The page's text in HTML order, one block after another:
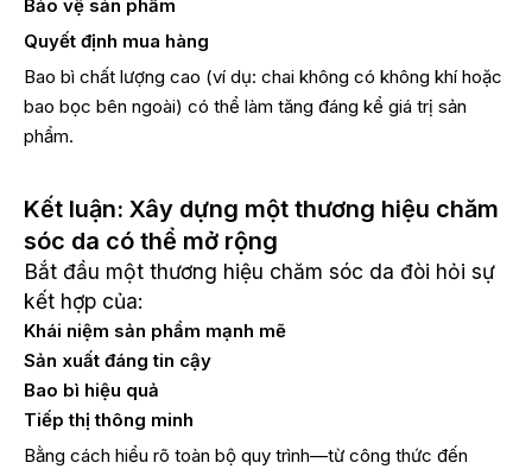
Bảo vệ sản phẩm
Quyết định mua hàng
Bao bì chất lượng cao (ví dụ: chai không có không khí hoặc
bao bọc bên ngoài) có thể làm tăng đáng kể giá trị sản
phẩm.
Kết luận: Xây dựng một thương hiệu chăm
sóc da có thể mở rộng
Bắt đầu một thương hiệu chăm sóc da đòi hỏi sự
kết hợp của:
Khái niệm sản phẩm mạnh mẽ
Sản xuất đáng tin cậy
Bao bì hiệu quả
Tiếp thị thông minh
Bằng cách hiểu rõ toàn bộ quy trình—từ công thức đến